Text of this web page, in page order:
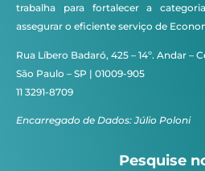
trabalha para fortalecer a
assegurar o eficiente serviço de
Rua Líbero Badaró, 425 – 14º. Andar –
São Paulo – SP | 01009-905
11 3291-8709
Encarregado de Dados: Júlio Poloni
Pesquise